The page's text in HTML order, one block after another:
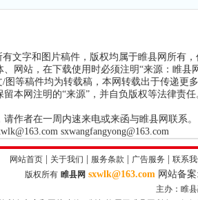
文字和图片稿件，版权均属于睢县网所有
网站，在下载使用时必须注明“来源：睢县
等稿件均为转载稿，本网转载出于传递更
本网注明的“来源”，并自负版权等法律责
作者在一周内速来电或来函与睢县网联系。
sxwangfangyong@163.com
网站首页| 关于我们 服务条款 广告服务 联系
版权所有 睢县网 sxwlk@163.com 网站备
主办：睢